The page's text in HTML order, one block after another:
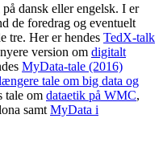
dansk eller engelsk. I er
de foredrag og eventuelt
tre. Her er hendes TedX-talk
version om digitalt
MyData-tale (2016)
tale om big data og
tale om dataetik på WMC,
samt MyData i